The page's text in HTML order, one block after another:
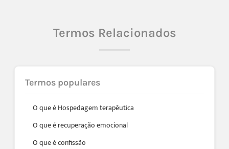
Termos Relacionados
Termos populares
O que é Hospedagem terapêutica
O que é recuperação emocional
O que é confissão